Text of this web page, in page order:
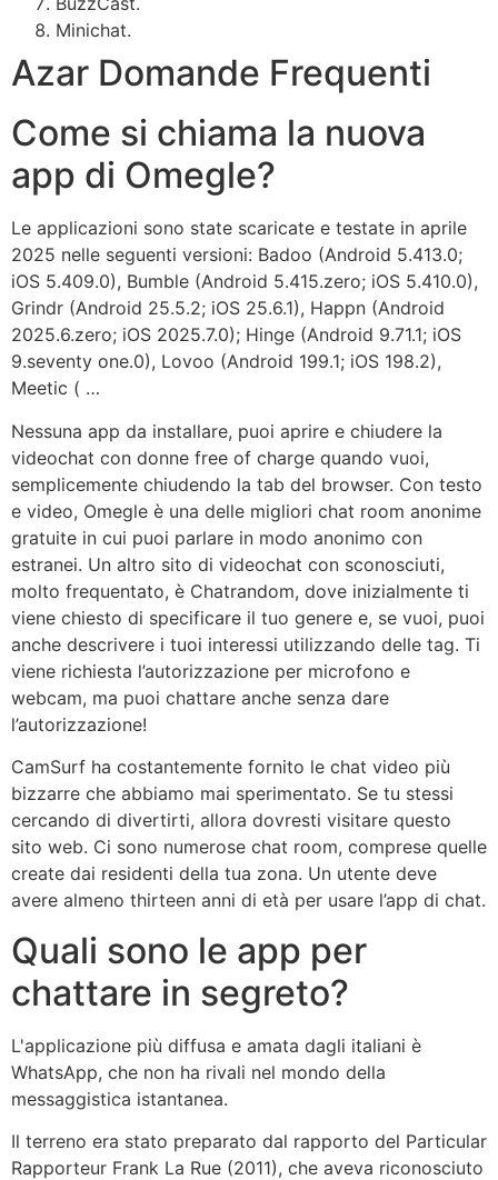
Minichat.
Azar Domande Frequenti
Come si chiama la nuova
app di Omegle?
Le applicazioni sono state scaricate e testate in aprile
2025 nelle seguenti versioni: Badoo (Android 5.413.0;
iOS 5.409.0), Bumble (Android 5.415.zero; iOS 5.410.0),
Grindr (Android 25.5.2; iOS 25.6.1), Happn (Android
2025.6.zero; iOS 2025.7.0); Hinge (Android 9.71.1; iOS
9.seventy one.0), Lovoo (Android 199.1; iOS 198.2),
Meetic ( …
Nessuna app da installare, puoi aprire e chiudere la
videochat con donne free of charge quando vuoi,
semplicemente chiudendo la tab del browser. Con testo
e video, Omegle è una delle migliori chat room anonime
gratuite in cui puoi parlare in modo anonimo con
estranei. Un altro sito di videochat con sconosciuti,
molto frequentato, è Chatrandom, dove inizialmente ti
viene chiesto di specificare il tuo genere e, se vuoi, puoi
anche descrivere i tuoi interessi utilizzando delle tag. Ti
viene richiesta l’autorizzazione per microfono e
webcam, ma puoi chattare anche senza dare
l’autorizzazione!
CamSurf ha costantemente fornito le chat video più
bizzarre che abbiamo mai sperimentato. Se tu stessi
cercando di divertirti, allora dovresti visitare questo
sito web. Ci sono numerose chat room, comprese quelle
create dai residenti della tua zona. Un utente deve
avere almeno thirteen anni di età per usare l’app di chat.
Quali sono le app per
chattare in segreto?
L'applicazione più diffusa e amata dagli italiani è
WhatsApp, che non ha rivali nel mondo della
messaggistica istantanea.
Il terreno era stato preparato dal rapporto del Particular
Rapporteur Frank La Rue (2011), che aveva riconosciuto